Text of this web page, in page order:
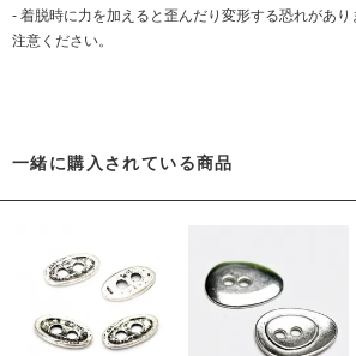
- 着脱時に力を加えると歪んだり変形する恐れがあ
注意ください。
一緒に購入されている商品